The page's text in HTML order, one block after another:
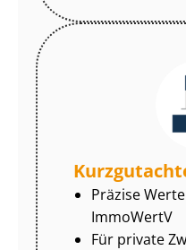
Präzise
ImmoWertV
Für private